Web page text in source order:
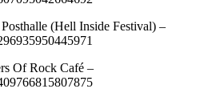
(Hell Inside Festival) –
Of Rock Café –